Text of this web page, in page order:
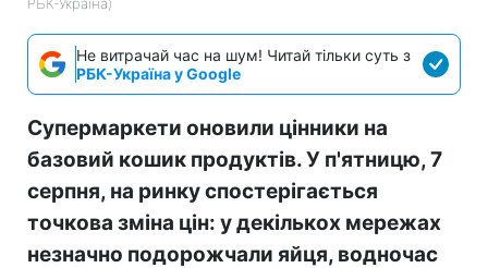
Не витрачай час на шум! Читай тільки суть з
РБК-Україна у Google
Супермаркети оновили цінники на
базовий кошик продуктів. У п'ятницю, 7
серпня, на ринку спостерігається
точкова зміна цін: у декількох мережах
незначно подорожчали яйця, водночас